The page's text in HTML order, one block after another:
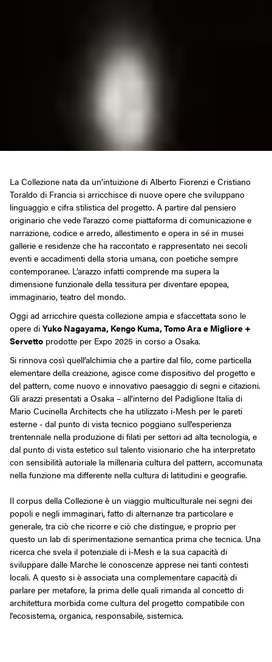
La Collezione nata da un’intuizione di Alberto Fiorenzi e Cristiano
Toraldo di Francia si arricchisce di nuove opere che sviluppano
linguaggio e cifra stilistica del progetto. A partire dal pensiero
originario che vede l’arazzo come piattaforma di comunicazione e
narrazione, codice e arredo, allestimento e opera in sé in musei
gallerie e residenze che ha raccontato e rappresentato nei secoli
eventi e accadimenti della storia umana, con poetiche sempre
contemporanee. L’arazzo infatti comprende ma supera la
dimensione funzionale della tessitura per diventare epopea,
immaginario, teatro del mondo.
Oggi ad arricchire questa collezione ampia e sfaccettata sono le
opere di Yuko Nagayama, Kengo Kuma, Tomo Ara e Migliore +
Servetto prodotte per Expo 2025 in corso a Osaka.
Si rinnova così quell’alchimia che a partire dal filo, come particella
elementare della creazione, agisce come dispositivo del progetto e
del pattern, come nuovo e innovativo paesaggio di segni e citazioni.
Gli arazzi presentati a Osaka – all’interno del Padiglione Italia di
Mario Cucinella Architects che ha utilizzato i-Mesh per le pareti
esterne - dal punto di vista tecnico poggiano sull'esperienza
trentennale nella produzione di filati per settori ad alta tecnologia, e
dal punto di vista estetico sul talento visionario che ha interpretato
con sensibilità autoriale la millenaria cultura del pattern, accomunata
nella funzione ma differente nella cultura di latitudini e geografie.
Il corpus della Collezione è un viaggio multiculturale nei segni dei
popoli e negli immaginari, fatto di alternanze tra particolare e
generale, tra ciò che ricorre e ciò che distingue, e proprio per
questo un lab di sperimentazione semantica prima che tecnica. Una
ricerca che svela il potenziale di i-Mesh e la sua capacità di
sviluppare dalle Marche le conoscenze apprese nei tanti contesti
locali. A questo si è associata una complementare capacità di
parlare per metafore, la prima delle quali rimanda al concetto di
architettura morbida come cultura del progetto compatibile con
l'ecosistema, organica, responsabile, sistemica.